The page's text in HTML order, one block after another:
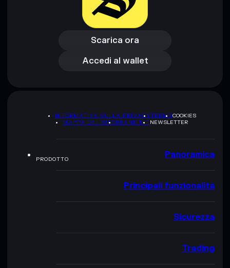
Scarica ora
Scarica ora
Accedi al wallet
Accedi al wallet
INFORMATIVA SULLA PRIVACYTERMSCOOKIES
MAPPA DEL SITOBRAND KITNEWSLETTER
PRODOTTO Panoramica
Principali funzionalità
Sicurezza
Trading